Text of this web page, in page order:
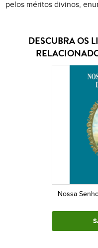
pelos méritos divinos,
DESCUBRA OS
Nossa